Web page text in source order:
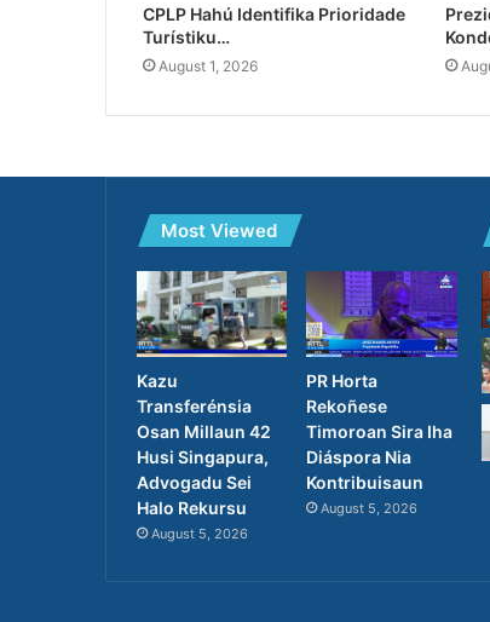
CPLP Hahú Identifika Prioridade
Turístiku…
August 1, 2026
Most Viewed
Kazu
Transferénsia
Osan Millaun 42
Husi Singapura,
Advogadu Sei
Halo Rekursu
August 5, 2026
PR Horta
Rekoñese
Timoroan Sira Iha
Diáspora Nia
Kontribuisaun
August 5, 2026